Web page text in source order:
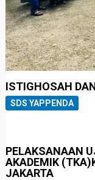
ISTIGHOSAH
SDS YAPPENDA
PELAKSANAAN
AKADEMIK
JAKARTA